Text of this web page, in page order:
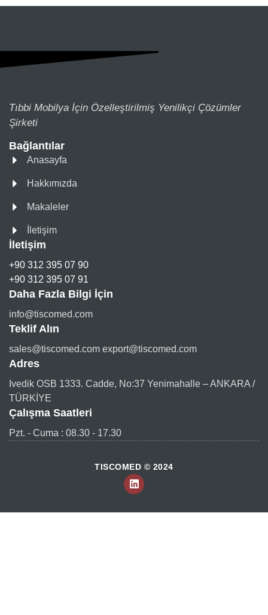
Tıbbi Mobilya İçin Özelleştirilmiş Yenilikçi Çözümler
Şirketi
Bağlantılar
Anasayfa
Hakkımızda
Makaleler
İletişim
İletişim
+90 312 395 07 90
+90 312 395 07 91
Daha Fazla Bilgi İçin
info@tiscomed.com
Teklif Alın
sales@tiscomed.com export@tiscomed.com
Adres
Ivedik OSB 1333. Cadde, No:37 Yenimahalle – ANKARA /
TÜRKİYE
Çalışma Saatleri
Pzt. - Cuma : 08.30 - 17.30
TISCOMED © 2024